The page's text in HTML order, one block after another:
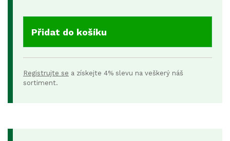
Přidat do košíku
Registrujte se a získejte 4% slevu na veškerý náš
sortiment.